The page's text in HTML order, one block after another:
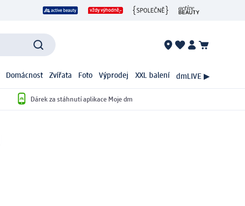
Domácnost Zvířata Foto Výprodej XXL balení dmLIVE ▶
Dárek za stáhnutí aplikace Moje dm